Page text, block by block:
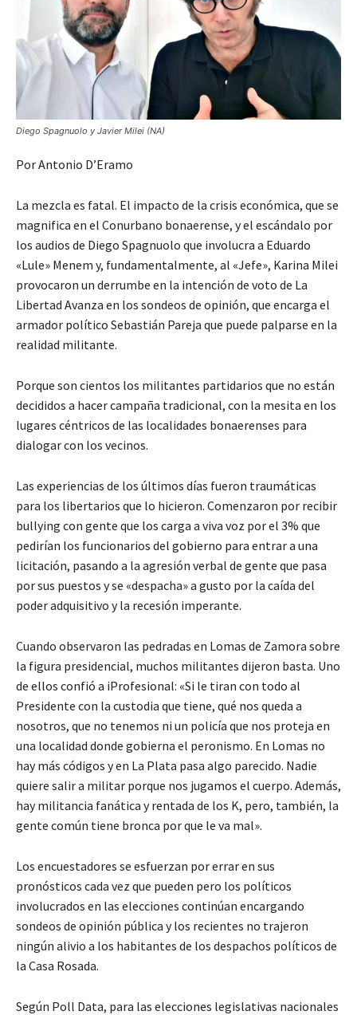
Diego Spagnuolo y Javier Milei (NA)
Por Antonio D’Eramo
La mezcla es fatal. El impacto de la crisis económica, que se
magnifica en el Conurbano bonaerense, y el escándalo por
los audios de Diego Spagnuolo que involucra a Eduardo
«Lule» Menem y, fundamentalmente, al «Jefe», Karina Milei
provocaron un derrumbe en la intención de voto de La
Libertad Avanza en los sondeos de opinión, que encarga el
armador político Sebastián Pareja que puede palparse en la
realidad militante.
Porque son cientos los militantes partidarios que no están
decididos a hacer campaña tradicional, con la mesita en los
lugares céntricos de las localidades bonaerenses para
dialogar con los vecinos.
Las experiencias de los últimos días fueron traumáticas
para los libertarios que lo hicieron. Comenzaron por recibir
bullying con gente que los carga a viva voz por el 3% que
pedirían los funcionarios del gobierno para entrar a una
licitación, pasando a la agresión verbal de gente que pasa
por sus puestos y se «despacha» a gusto por la caída del
poder adquisitivo y la recesión imperante.
Cuando observaron las pedradas en Lomas de Zamora sobre
la figura presidencial, muchos militantes dijeron basta. Uno
de ellos confió a iProfesional: «Si le tiran con todo al
Presidente con la custodia que tiene, qué nos queda a
nosotros, que no tenemos ni un policía que nos proteja en
una localidad donde gobierna el peronismo. En Lomas no
hay más códigos y en La Plata pasa algo parecido. Nadie
quiere salir a militar porque nos jugamos el cuerpo. Además,
hay militancia fanática y rentada de los K, pero, también, la
gente común tiene bronca por que le va mal».
Los encuestadores se esfuerzan por errar en sus
pronósticos cada vez que pueden pero los políticos
involucrados en las elecciones continúan encargando
sondeos de opinión pública y los recientes no trajeron
ningún alivio a los habitantes de los despachos políticos de
la Casa Rosada.
Según Poll Data, para las elecciones legislativas nacionales